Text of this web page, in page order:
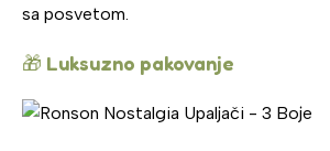
sa posvetom.
🎁 Luksuzno pakovanje